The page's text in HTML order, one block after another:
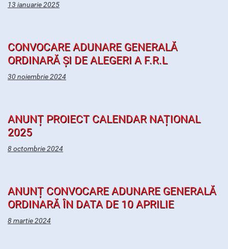
13 ianuarie 2025
CONVOCARE ADUNARE GENERALĂ
ORDINARĂ ȘI DE ALEGERI A F.R.L
30 noiembrie 2024
ANUNȚ PROIECT CALENDAR NAȚIONAL
2025
8 octombrie 2024
ANUNȚ CONVOCARE ADUNARE GENERALĂ
ORDINARĂ ÎN DATA DE 10 APRILIE
8 martie 2024